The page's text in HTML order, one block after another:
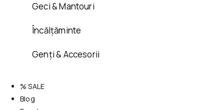
Geci & Mantouri
Încălțăminte
Genți & Accesorii
% SALE
Blog